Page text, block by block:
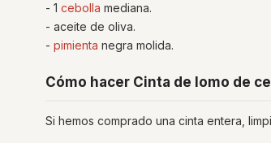
- 1 cebolla mediana.
- aceite de oliva.
- pimienta negra molida.
Cómo hacer Cinta de lomo de
Si hemos comprado una cinta entera,